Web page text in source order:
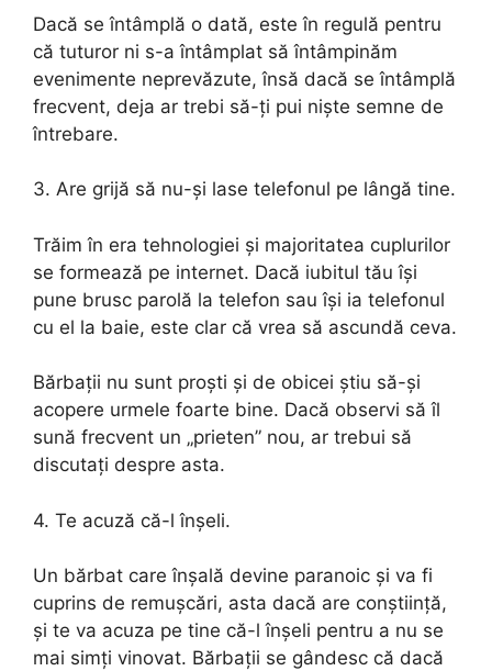
Dacă se întâmplă o dată, este în regulă pentru
că tuturor ni s-a întâmplat să întâmpinăm
evenimente neprevăzute, însă dacă se întâmplă
frecvent, deja ar trebi să-ți pui niște semne de
întrebare.
3. Are grijă să nu-și lase telefonul pe lângă tine.
Trăim în era tehnologiei și majoritatea cuplurilor
se formează pe internet. Dacă iubitul tău își
pune brusc parolă la telefon sau își ia telefonul
cu el la baie, este clar că vrea să ascundă ceva.
Bărbații nu sunt proști și de obicei știu să-și
acopere urmele foarte bine. Dacă observi să îl
sună frecvent un „prieten” nou, ar trebui să
discutați despre asta.
4. Te acuză că-l înșeli.
Un bărbat care înșală devine paranoic și va fi
cuprins de remușcări, asta dacă are conștiință,
și te va acuza pe tine că-l înșeli pentru a nu se
mai simți vinovat. Bărbații se gândesc că dacă